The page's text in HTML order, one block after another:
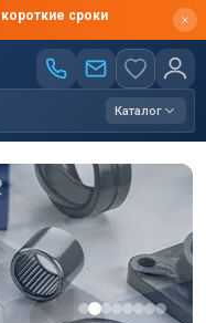
сроки
Каталог